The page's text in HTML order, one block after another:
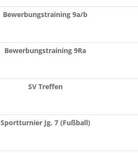
Bewerbungstraining 9a/b
Bewerbungstraining 9Ra
SV Treffen
Sportturnier Jg. 7 (Fußball)